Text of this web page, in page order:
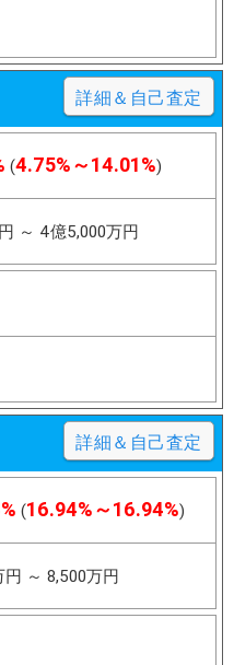
詳細＆自己査定
(4.75%～14.01%)
～ 4億5,000万円
詳細＆自己査定
(16.94%～16.94%)
円 ～ 8,500万円